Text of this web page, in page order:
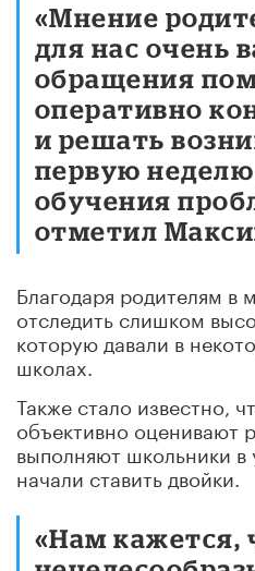
«Мнение
для нас очень
обращения
оперативно
и решать
первую
обучения
отметил
Благодаря родителям в
отследить слишком
которую давали в
школах.
Также стало известно,
объективно оценивают
выполняют школьники
начали ставить двойки.
«Нам кажется,